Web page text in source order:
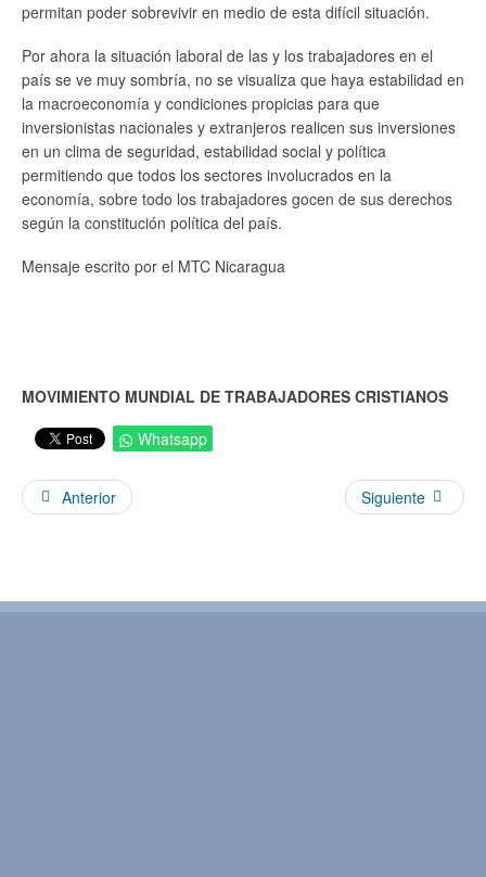
permitan poder sobrevivir en medio de esta difícil situación.
Por ahora la situación laboral de las y los trabajadores en el
país se ve muy sombría, no se visualiza que haya estabilidad en
la macroeconomía y condiciones propicias para que
inversionistas nacionales y extranjeros realicen sus inversiones
en un clima de seguridad, estabilidad social y política
permitiendo que todos los sectores involucrados en la
economía, sobre todo los trabajadores gocen de sus derechos
según la constitución política del país.
Mensaje escrito por el MTC Nicaragua
MOVIMIENTO MUNDIAL DE TRABAJADORES CRISTIANOS
Whatsapp
Anterior Siguiente